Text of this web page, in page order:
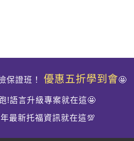
保證班！ 優惠五折學到會🤩
!語言升級專案就在這🤩
最新托福資訊就在這💯